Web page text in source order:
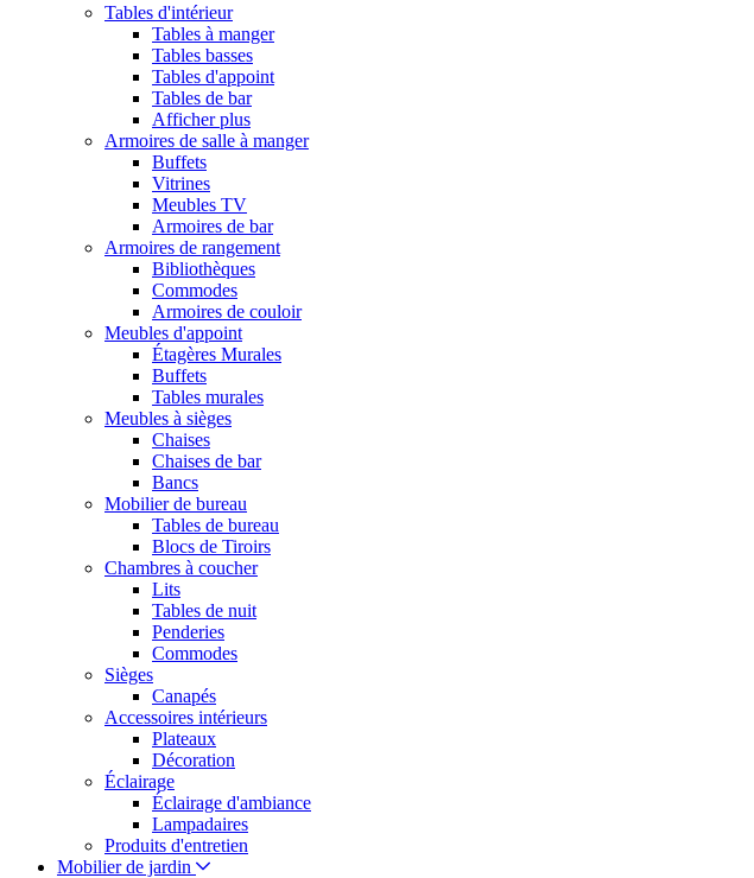
Tables d'intérieur
Tables à manger
Tables basses
Tables d'appoint
Tables de bar
Afficher plus
Armoires de salle à manger
Buffets
Vitrines
Meubles TV
Armoires de bar
Armoires de rangement
Bibliothèques
Commodes
Armoires de couloir
Meubles d'appoint
Étagères Murales
Buffets
Tables murales
Meubles à sièges
Chaises
Chaises de bar
Bancs
Mobilier de bureau
Tables de bureau
Blocs de Tiroirs
Chambres à coucher
Lits
Tables de nuit
Penderies
Commodes
Sièges
Canapés
Accessoires intérieurs
Plateaux
Décoration
Éclairage
Éclairage d'ambiance
Lampadaires
Produits d'entretien
Mobilier de jardin